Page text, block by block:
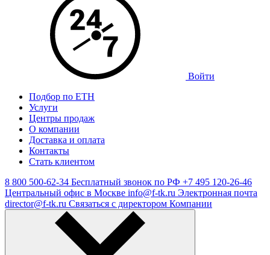
Войти
Подбор по ЕТН
Услуги
Центры продаж
О компании
Доставка и оплата
Контакты
Стать клиентом
8 800 500-62-34 Бесплатный звонок по РФ +7 495 120-26-46
Центральный офис в Москве info@f-tk.ru Электронная почта
director@f-tk.ru Связаться с директором Компании